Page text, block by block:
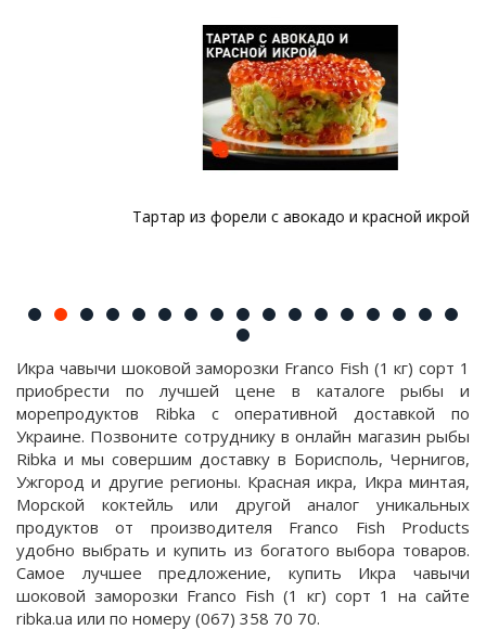
Тартар из форели с авокадо и красной икрой
Икра чавычи шоковой заморозки Franco Fish (1 кг) сорт 1
приобрести по лучшей цене в каталоге рыбы и
морепродуктов Ribka с оперативной доставкой по
Украине. Позвоните сотруднику в онлайн магазин рыбы
Ribka и мы совершим доставку в Борисполь, Чернигов,
Ужгород и другие регионы. Красная икра, Икра минтая,
Морской коктейль или другой аналог уникальных
продуктов от производителя Franco Fish Products
удобно выбрать и купить из богатого выбора товаров.
Самое лучшее предложение, купить Икра чавычи
шоковой заморозки Franco Fish (1 кг) сорт 1 на сайте
ribka.ua или по номеру (067) 358 70 70.